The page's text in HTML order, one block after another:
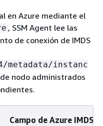
en Azure mediante el
, SSM Agent lee las
de conexión de IMDS
metadata/instanc
nodo administrados
Campo de Azure IMDS